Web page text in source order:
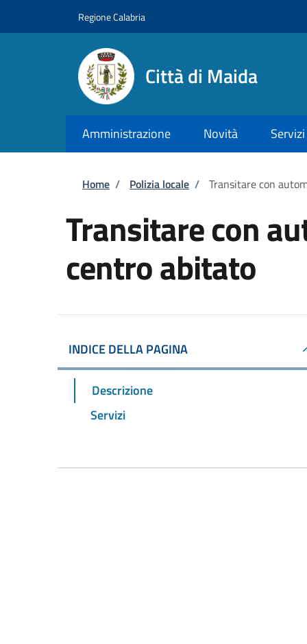
Regione Calabria
Città di Maida
Amministrazione Novità Servizi
Briciole di pane
Home / Polizia locale / Transitare con
Transitare con
centro abitato
INDICE DELLA PAGINA
Descrizione
Servizi